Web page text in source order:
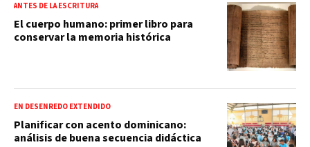
ANTES DE LA ESCRITURA
El cuerpo humano: primer libro para
conservar la memoria histórica
EN DESENREDO EXTENDIDO
Planificar con acento dominicano:
análisis de buena secuencia didáctica